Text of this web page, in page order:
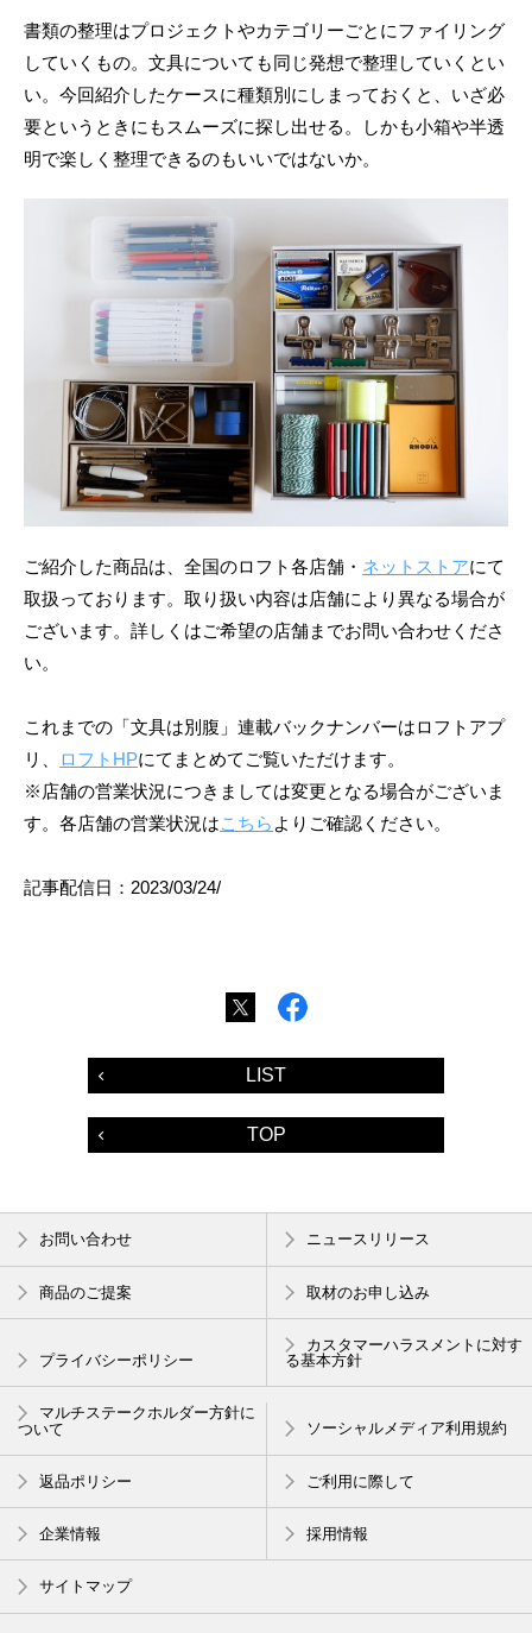
書類の整理はプロジェクトやカテゴリーごとにファイリング
していくもの。文具についても同じ発想で整理していくとい
い。今回紹介したケースに種類別にしまっておくと、いざ必
要というときにもスムーズに探し出せる。しかも小箱や半透
明で楽しく整理できるのもいいではないか。
ご紹介した商品は、全国のロフト各店舗・ ネットストアにて
取扱っております。取り扱い内容は店舗により異なる場合が
ございます。詳しくはご希望の店舗までお問い合わせくださ
い。
これまでの「文具は別腹」連載バックナンバーはロフトアプ
リ、
ロフトHPにてまとめてご覧いただけます。
※店舗の営業状況につきましては変更となる場合がございま
す。各店舗の営業状況はこちら よりご確認ください。
記事配信日：2023/03/24/
LIST
TOP
お問い合わせ ニュースリリース
商品のご提案 取材のお申し込み
プライバシーポリシー
カスタマーハラスメントに対す
る基本方針
マルチステークホルダー方針に
ついて
ソーシャルメディア利用規約
返品ポリシー ご利用に際して
企業情報 採用情報
サイトマップ